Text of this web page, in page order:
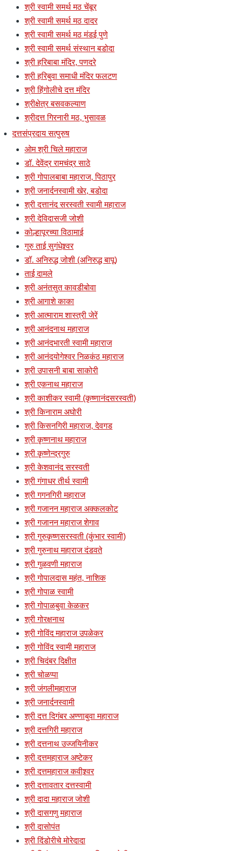
श्री स्वामी समर्थ मठ चेंबूर
श्री स्वामी समर्थ मठ दादर
श्री स्वामी समर्थ मठ मंडई पुणे
श्री स्वामी समर्थ संस्थान बडोदा
श्री हरिबाबा मंदिर, पणदरे
श्री हरिबुवा समाधी मंदिर फलटण
श्री हिंगोलीचे दत्त मंदिर
श्रीक्षेत्र बसवकल्याण
श्रीदत्त गिरनारी मठ, भुसावळ
दत्तसंप्रदाय सत्पुरुष
ओम श्री चिले महाराज
डॉ. देवेंद्र रामचंद्र साठे
श्री गोपालबाबा महाराज, पिठापुर
श्री जनार्दनस्वामी खेर, बडोदा
श्री दत्तानंद सरस्वती स्वामी महाराज
श्री देविदासजी जोशी
कोल्हापूरच्या विठामाई
गुरु ताई सुगंधेश्र्वर
डॉ. अनिरुद्ध जोशी (अनिरुद्ध बापू)
ताई दामले
श्री अनंतसुत कावडीबोवा
श्री आगाशे काका
श्री आत्माराम शास्त्री जेरें
श्री आनंदनाथ महाराज
श्री आनंदभारती स्वामी महाराज
श्री आनंदयोगेश्वर निळकंठ महाराज
श्री उपासनी बाबा साकोरी
श्री एकनाथ महाराज
श्री काशीकर स्वामी (कृष्णानंदसरस्वती)
श्री किनाराम अघोरी
श्री किसनगिरी महाराज, देवगड
श्री कृष्णनाथ महाराज
श्री कृष्णेन्द्रगुरु
श्री केशवानंद सरस्वती
श्री गंगाधर तीर्थ स्वामी
श्री गगनगिरी महाराज
श्री गजानन महाराज अक्कलकोट
श्री गजानन महाराज शेगाव
श्री गुरुकृष्णसरस्वती (कुंभार स्वामी)
श्री गुरुनाथ महाराज दंडवते
श्री गुळवणी महाराज
श्री गोपालदास महंत, नाशिक
श्री गोपाळ स्वामी
श्री गोपाळबुवा केळकर
श्री गोरक्षनाथ
श्री गोविंद महाराज उपळेकर
श्री गोविंद स्वामी महाराज
श्री चिदंबर दिक्षीत
श्री चोळप्पा
श्री जंगलीमहाराज
श्री जनार्दनस्वामी
श्री दत्त दिगंबर अण्णाबुवा महाराज
श्री दत्तगिरी महाराज
श्री दत्तनाथ उज्जयिनीकर
श्री दत्तमहाराज अष्टेकर
श्री दत्तमहाराज कवीश्र्वर
श्री दत्तावतार दत्तस्वामी
श्री दादा महाराज जोशी
श्री दासगणु महाराज
श्री दासोपंत
श्री दिंडोरीचे मोरेदादा